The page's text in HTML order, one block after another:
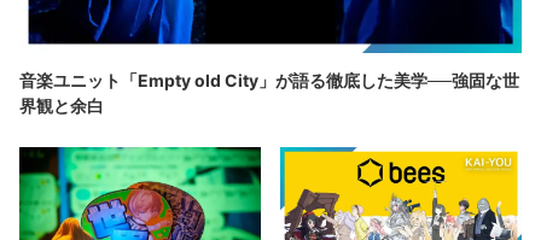
音楽ユニット「Empty old City」が語る徹底した美学──強固な世
界観と余白